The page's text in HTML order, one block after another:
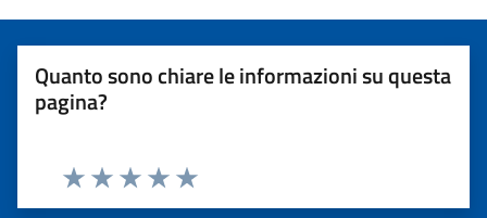
Quanto sono chiare le informazioni su questa
pagina?
Valuta 5 stelle su 5
Valuta 4 stelle su 5
Valuta 3 stelle su 5
Valuta 2 stelle su 5
Valuta 1 stelle su 5